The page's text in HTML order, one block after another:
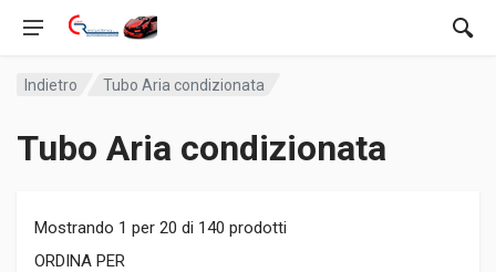
Indietro Tubo Aria condizionata
Tubo Aria condizionata
Mostrando 1 per 20 di 140 prodotti
ORDINA PER